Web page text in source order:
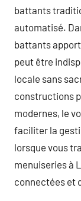
battants
automatisé.
battants
peut être
locale sans
constructions
modernes, le
faciliter la
lorsque vous
menuiseries à
connectées et